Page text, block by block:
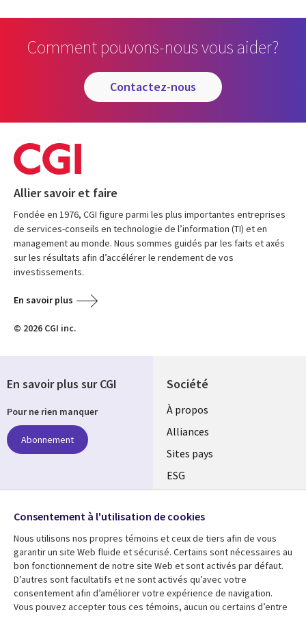
Comment pouvons-nous vous aider?
contactez-nous
Allier savoir et faire
Fondée en 1976, CGI figure parmi les plus importantes entreprises
de services-conseils en technologie de l’information (TI) et en
management au monde. Nous sommes guidés par les faits et axés
sur les résultats afin d’accélérer le rendement de vos
investissements.
En savoir plus
© 2026 CGI inc.
Société
À propos
Alliances
Sites pays
ESG
Fusions
Salle de presse
Ressources Support
En savoir plus sur CGI
Pour ne rien manquer
Abonnement
Suivez-nous
Social
Media
Global
FR
Consentement à l'utilisation de cookies
Nous utilisons nos propres témoins et ceux de tiers afin de vous
garantir un site Web fluide et sécurisé. Certains sont nécessaires au
bon fonctionnement de notre site Web et sont activés par défaut.
D’autres sont facultatifs et ne sont activés qu’avec votre
consentement afin d’améliorer votre expérience de navigation.
Vous pouvez accepter tous ces témoins, aucun ou certains d’entre